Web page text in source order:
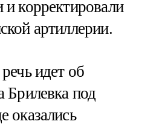
и корректировали
артиллерии.
идет об
Брилевка под
оказались